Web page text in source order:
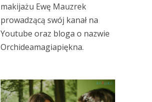
makijażu Ewę Mauzrek
prowadzącą swój kanał na
Youtube oraz bloga o nazwie
Orchideamagiapiękna.